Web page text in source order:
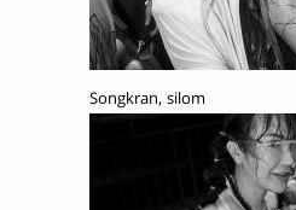
Songkran, silom